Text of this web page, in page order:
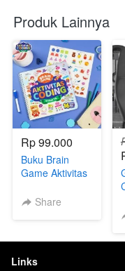
Produk Lainnya
Rp 99.000
Buku Brain
Game Aktivitas
DR Share
Links